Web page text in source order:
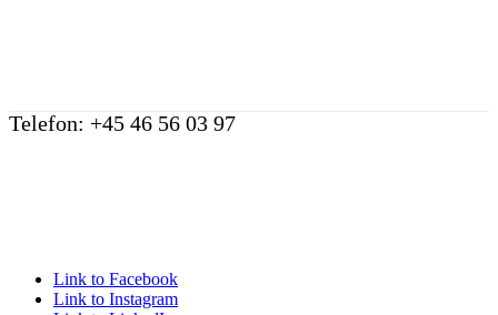
Telefon: +45 46 56 03 97
Link to Facebook
Link to Instagram